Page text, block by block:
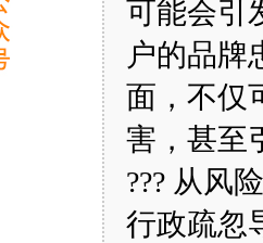
可能会引
户的品牌
面，不仅
害，甚至
??? 从风
行政疏忽